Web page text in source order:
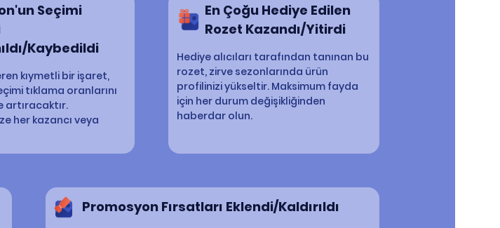
Seçimi
Kaybedildi
kıymetli bir işaret,
tıklama oranlarını
artıracaktır.
her kazancı veya
En Çoğu Hediye Edilen
Rozet Kazandı/Yitirdi
Hediye alıcıları tarafından tanınan bu
rozet, zirve sezonlarında ürün
profilinizi yükseltir. Maksimum fayda
için her durum değişikliğinden
haberdar olun.
Promosyon Fırsatları Eklendi/Kaldırıldı